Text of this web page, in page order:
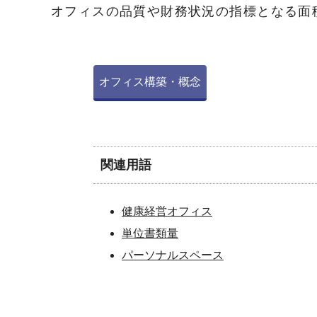
オフィスの品質や財務状況の指標となる面
オフィス構築・概念
関連用語
健康経営オフィス
単位書類量
パーソナルスペース